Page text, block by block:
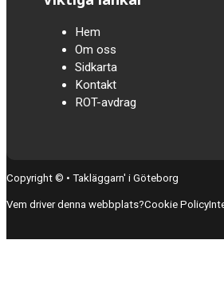
Hem
Om oss
Sidkarta
Kontakt
ROT-avdrag
Copyright © • Takläggarn' i Göteborg
Vem driver denna webbplats?Cookie Policy